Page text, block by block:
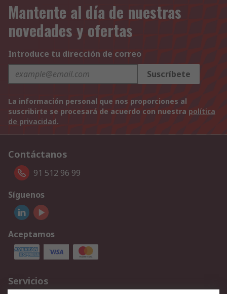
Mantente al día de nuestras
novedades y ofertas
Introduce tu dirección de correo
Suscríbete
La información personal que nos proporciones al
suscribirte se procesará de acuerdo con nuestra política
de privacidad.
Contáctanos
91 512 96 99
Síguenos
Aceptamos
Servicios